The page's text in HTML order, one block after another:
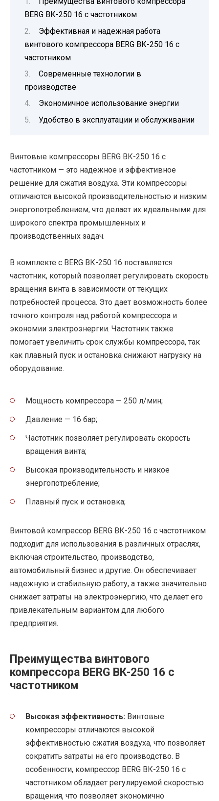
BERG ВК-250 16 с частотником
Эффективная и надежная работа
винтового компрессора BERG ВК-250 16 с
частотником
Современные технологии в
производстве
Экономичное использование энергии
Удобство в эксплуатации и обслуживании
Винтовые компрессоры BERG ВК-250 16 с
частотником — это надежное и эффективное
решение для сжатия воздуха. Эти компрессоры
отличаются высокой производительностью и низким
энергопотреблением, что делает их идеальными для
широкого спектра промышленных и
производственных задач.
В комплекте с BERG ВК-250 16 поставляется
частотник, который позволяет регулировать скорость
вращения винта в зависимости от текущих
потребностей процесса. Это дает возможность более
точного контроля над работой компрессора и
экономии электроэнергии. Частотник также
помогает увеличить срок службы компрессора, так
как плавный пуск и остановка снижают нагрузку на
оборудование.
Мощность компрессора — 250 л/мин;
Давление — 16 бар;
Частотник позволяет регулировать скорость
вращения винта;
Высокая производительность и низкое
энергопотребление;
Плавный пуск и остановка;
Винтовой компрессор BERG ВК-250 16 с частотником
подходит для использования в различных отраслях,
включая строительство, производство,
автомобильный бизнес и другие. Он обеспечивает
надежную и стабильную работу, а также значительно
снижает затраты на электроэнергию, что делает его
привлекательным вариантом для любого
предприятия.
Преимущества винтового
компрессора BERG ВК-250 16 с
частотником
Высокая эффективность: Винтовые
компрессоры отличаются высокой
эффективностью сжатия воздуха, что позволяет
сократить затраты на его производство. В
особенности, компрессор BERG ВК-250 16 с
частотником обладает регулируемой скоростью
вращения, что позволяет экономично